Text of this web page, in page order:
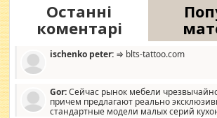
Останні
коментарі
ischenko peter: ⇒ blts-tattoo.com
Gor:Сейчас рынок мебели
причем предлагают реально
стандартные модели малых серий